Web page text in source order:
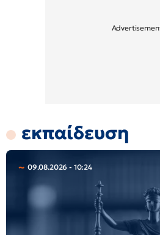
εκπαίδευση
09.08.2026 - 10:24